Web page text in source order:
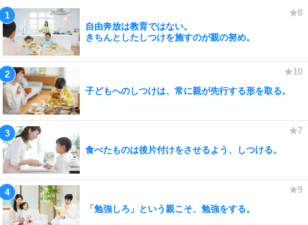
自由奔放は教育ではない。
きちんとしたしつけを施すのが親の努め。
子どもへのしつけは、常に親が先行する形を取る。
食べたものは後片付けをさせるよう、しつける。
「勉強しろ」という親こそ、勉強をする。